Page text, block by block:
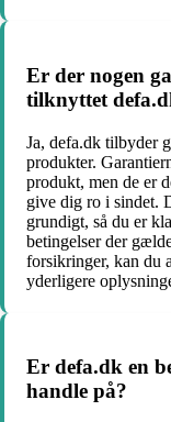
Er der nogen
tilknyttet
Ja, defa.dk tilbyder
produkter.
produkt, men de er
give dig ro i sindet.
grundigt, så du er
betingelser der
forsikringer, kan du
yderligere
Er defa.dk en
handle på?